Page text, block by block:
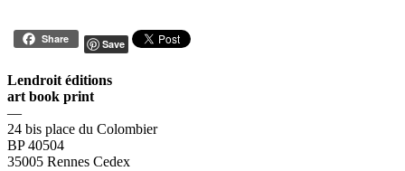
Share Save
Lendroit éditions
art book print
—
24 bis place du Colombier
BP 40504
35005 Rennes Cedex